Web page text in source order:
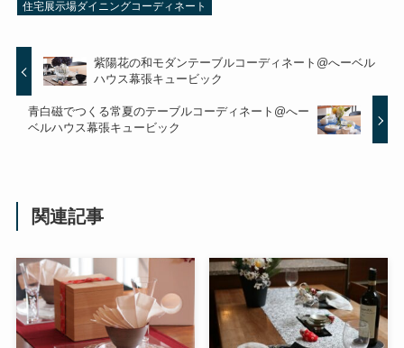
住宅展示場ダイニングコーディネート
紫陽花の和モダンテーブルコーディネート@へーベル
ハウス幕張キュービック
青白磁でつくる常夏のテーブルコーディネート@へー
ベルハウス幕張キュービック
関連記事